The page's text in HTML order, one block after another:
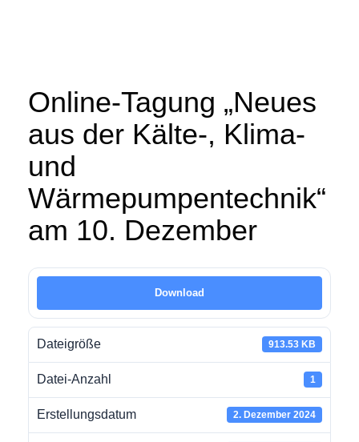
Online-Tagung „Neues
aus der Kälte-, Klima-
und
Wärmepumpentechnik“
am 10. Dezember
Download
Dateigröße 913.53 KB
Datei-Anzahl 1
Erstellungsdatum 2. Dezember 2024